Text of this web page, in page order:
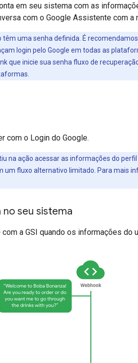
em seu sistema com as
com o Google Assistente com a
uma senha definida. É
login pelo Google em todas as
que inicie sua senha fluxo de
com o Login do Google.
na ação acessar as informações do
um fluxo alternativo limitado. Para mais
no seu sistema
a GSI quando os informações do